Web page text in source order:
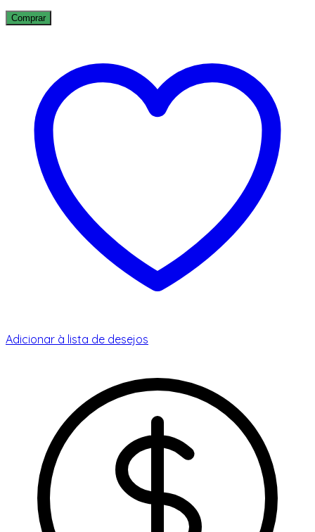
Comprar
Adicionar à lista de desejos